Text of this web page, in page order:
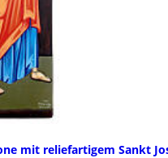
mit reliefartigem Sankt